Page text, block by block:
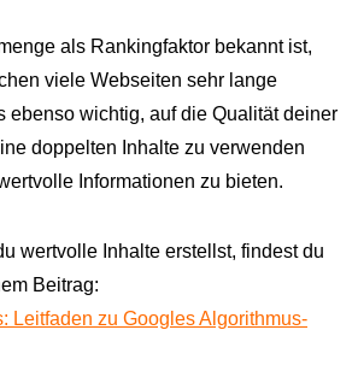
als Rankingfaktor bekannt ist,
viele Webseiten sehr lange
ebenso wichtig, auf die Qualität deiner
doppelten Inhalte zu verwenden
Informationen zu bieten.
wertvolle Inhalte erstellst, findest du
Beitrag:
Leitfaden zu Googles Algorithmus-